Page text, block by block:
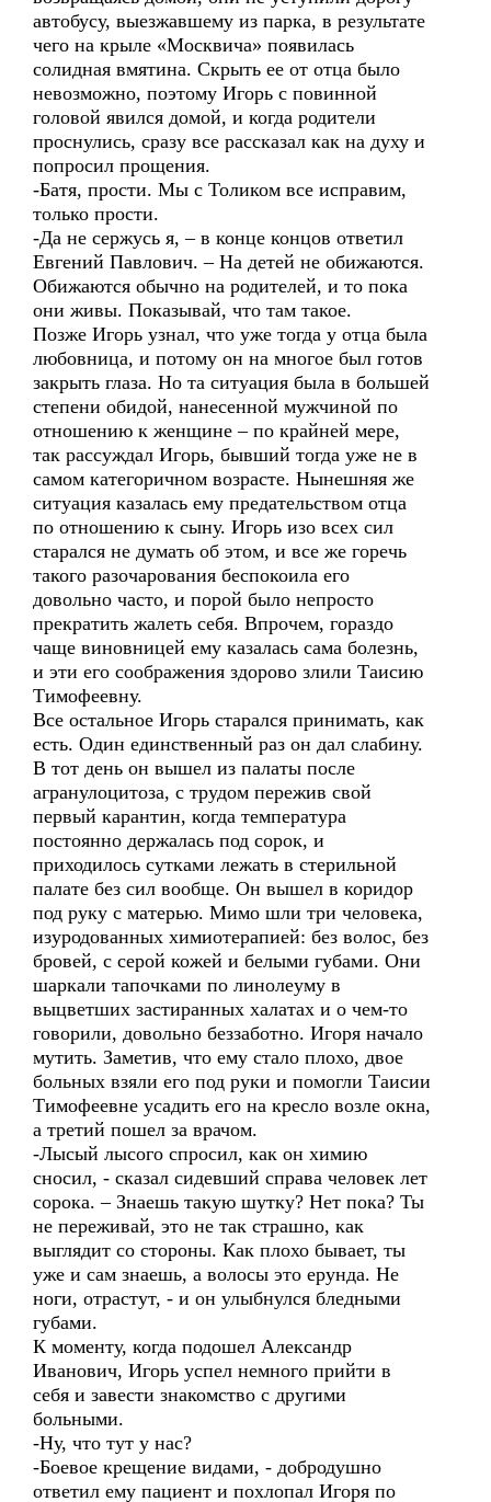
автобусу, выезжавшему из парка, в результате
чего на крыле «Москвича» появилась
солидная вмятина. Скрыть ее от отца было
невозможно, поэтому Игорь с повинной
головой явился домой, и когда родители
проснулись, сразу все рассказал как на духу и
попросил прощения.
-Батя, прости. Мы с Толиком все исправим,
только прости.
-Да не сержусь я, – в конце концов ответил
Евгений Павлович. – На детей не обижаются.
Обижаются обычно на родителей, и то пока
они живы. Показывай, что там такое.
Позже Игорь узнал, что уже тогда у отца была
любовница, и потому он на многое был готов
закрыть глаза. Но та ситуация была в большей
степени обидой, нанесенной мужчиной по
отношению к женщине – по крайней мере,
так рассуждал Игорь, бывший тогда уже не в
самом категоричном возрасте. Нынешняя же
ситуация казалась ему предательством отца
по отношению к сыну. Игорь изо всех сил
старался не думать об этом, и все же горечь
такого разочарования беспокоила его
довольно часто, и порой было непросто
прекратить жалеть себя. Впрочем, гораздо
чаще виновницей ему казалась сама болезнь,
и эти его соображения здорово злили Таисию
Тимофеевну.
Все остальное Игорь старался принимать, как
есть. Один единственный раз он дал слабину.
В тот день он вышел из палаты после
агранулоцитоза, с трудом пережив свой
первый карантин, когда температура
постоянно держалась под сорок, и
приходилось сутками лежать в стерильной
палате без сил вообще. Он вышел в коридор
под руку с матерью. Мимо шли три человека,
изуродованных химиотерапией: без волос, без
бровей, с серой кожей и белыми губами. Они
шаркали тапочками по линолеуму в
выцветших застиранных халатах и о чем-то
говорили, довольно беззаботно. Игоря начало
мутить. Заметив, что ему стало плохо, двое
больных взяли его под руки и помогли Таисии
Тимофеевне усадить его на кресло возле окна,
а третий пошел за врачом.
-Лысый лысого спросил, как он химию
сносил, - сказал сидевший справа человек лет
сорока. – Знаешь такую шутку? Нет пока? Ты
не переживай, это не так страшно, как
выглядит со стороны. Как плохо бывает, ты
уже и сам знаешь, а волосы это ерунда. Не
ноги, отрастут, - и он улыбнулся бледными
губами.
К моменту, когда подошел Александр
Иванович, Игорь успел немного прийти в
себя и завести знакомство с другими
больными.
-Ну, что тут у нас?
-Боевое крещение видами, - добродушно
ответил ему пациент и похлопал Игоря по